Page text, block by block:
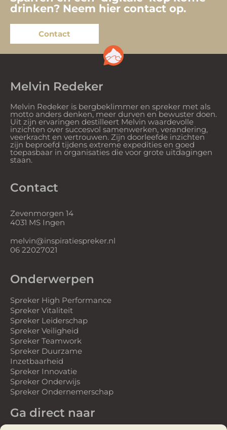
drinken? Neem hier contact op.
Contact
Melvin Redeker
Melvin Redeker is bergbeklimmer en spreker met als
motto anders denken, meer durven en bewuster doen.
Uit zijn ervaringen destilleert Melvin waardevolle
inzichten over succesvol samenwerken, verandering,
veerkracht en vertrouwen. Zijn doorleefde inzichten
zijn beproefd tijdens extreme expedities en goed
toepasbaar in organisaties die voor grote uitdagingen
staan.
Contact
Zevenmorgen 14
4031 MS Ingen
melvin@inspiratiespreker.nl
06 22027021
Onderwerpen
Spreker High Performance
Spreker Vitaliteit
Spreker Leiderschap
Spreker Veiligheid
Spreker Teamwork
Spreker Duurzame
Inzetbaarheid
Spreker Innovatie
Spreker Onderwijs
Spreker Ondernemerschap
Ga direct naar